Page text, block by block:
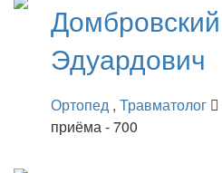
Домбровский
Эдуардович
Ортопед , Травматолог
приёма - 700